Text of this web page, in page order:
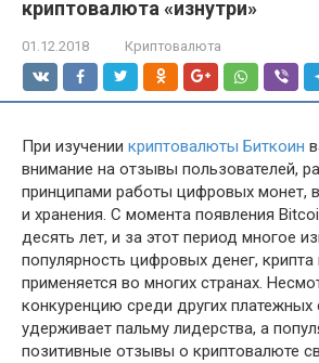
криптовалюта «изнутри»
01.12.2018 Криптовалюта
При изучении криптовалюты Биткоин
внимание на отзывы пользователей,
принципами работы цифровых монет,
и хранения. С момента появления
десять лет, и за этот период многое
популярность цифровых денег, крипта
применяется во многих странах.
конкуренцию среди других платежных
удерживает пальму лидерства, а
позитивные отзывы о криптовалюте